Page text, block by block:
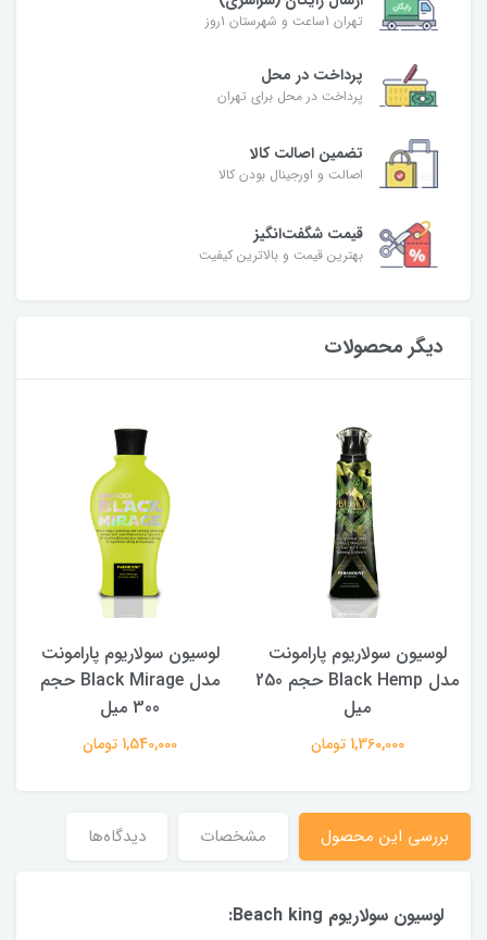
تهران 1ساعت و شهرستان 1روز
پرداخت در محل
پرداخت در محل برای تهران
تضمین اصالت کالا
اصالت و اورجینال بودن کالا
قیمت شگفت‌انگیز
بهترین قیمت و بالاترین کیفیت
دیگر محصولات
لوسیون سولاریوم پارامونت
مدل Black Hemp حجم 250
میل
1,360,000 تومان
لوسیون سولاریوم پارامونت
مدل Black Mirage حجم
300 میل
1,540,000 تومان
بررسی این محصول مشخصات دیدگاه‌ها
لوسیون سولاریوم Beach king: